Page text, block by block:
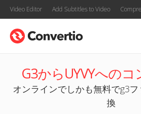
Video Editor Add Subtitles to Video
G3からUYVYへの
オンラインでしかも無料でg3
換